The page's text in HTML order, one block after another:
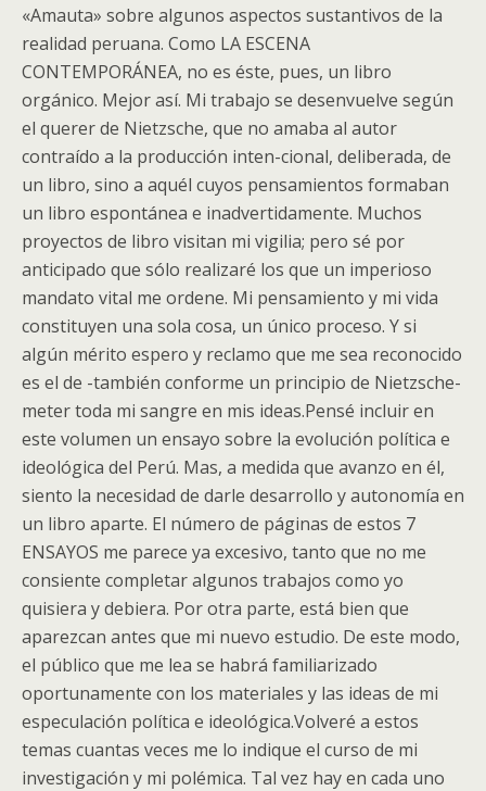
«Amauta» sobre algunos aspectos sustantivos de la
realidad peruana. Como LA ESCENA
CONTEMPORÁNEA, no es éste, pues, un libro
orgánico. Mejor así. Mi trabajo se desenvuelve según
el querer de Nietzsche, que no amaba al autor
contraído a la producción inten-cional, deliberada, de
un libro, sino a aquél cuyos pensamientos formaban
un libro espontánea e inadvertidamente. Muchos
proyectos de libro visitan mi vigilia; pero sé por
anticipado que sólo realizaré los que un imperioso
mandato vital me ordene. Mi pensamiento y mi vida
constituyen una sola cosa, un único proceso. Y si
algún mérito espero y reclamo que me sea reconocido
es el de -también conforme un principio de Nietzsche-
meter toda mi sangre en mis ideas.Pensé incluir en
este volumen un ensayo sobre la evolución política e
ideológica del Perú. Mas, a medida que avanzo en él,
siento la necesidad de darle desarrollo y autonomía en
un libro aparte. El número de páginas de estos 7
ENSAYOS me parece ya excesivo, tanto que no me
consiente completar algunos trabajos como yo
quisiera y debiera. Por otra parte, está bien que
aparezcan antes que mi nuevo estudio. De este modo,
el público que me lea se habrá familiarizado
oportunamente con los materiales y las ideas de mi
especulación política e ideológica.Volveré a estos
temas cuantas veces me lo indique el curso de mi
investigación y mi polémica. Tal vez hay en cada uno